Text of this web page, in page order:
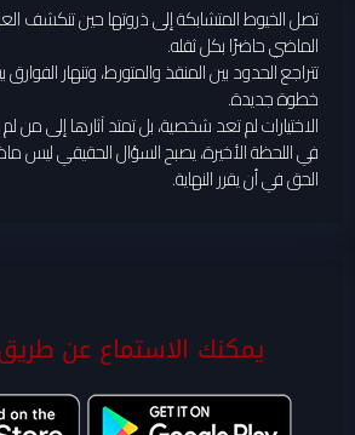
تصل الخيوط المتشابكة إلى ذروتها حين تنكشف
الماضي حاضرًا بكل ثقله.
تتراجع الحدود بين المنقذ والمتورط، وتنهار الفوارق
خطوة جديدة.
الاختيارات لم تعد شخصية، بل تمتد آثارها إلى من
في اللحظة الأخيرة، يصبح السؤال الحقيقي ليس
الحق في أن يقرر النهاية.
يمكنك الاستماع عن